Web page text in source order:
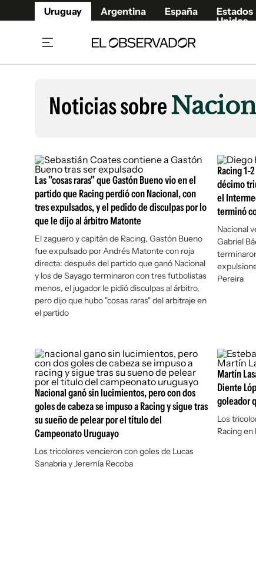
Uruguay Argentina España
Estados
Unidos
Beneficios Member
Café y Negocios
Economía y Empresas
Agro
Brand Studio
Mundo
Cultura y Espectáculos
Noticias sobre
Las "cosas raras" que Gastón Bueno vio en el
partido que Racing perdió con Nacional, con
tres expulsados, y el pedido de disculpas por lo
que le dijo al árbitro Matonte
El zaguero y capitán de Racing, Gastón Bueno
fue expulsado por Andrés Matonte con roja
directa: después del partido que ganó Nacional
y los de Sayago terminaron con tres futbolistas
menos, el jugador le pidió disculpas al árbitro,
pero dijo que hubo "cosas raras" del arbitraje en
el partido
Racing 1-
décimo
el
terminó
Nacional
Gabriel
Pereira
Nacional ganó sin lucimientos, pero con dos
goles de cabeza se impuso a Racing y sigue tras
su sueño de pelear por el título del
Campeonato Uruguayo
Los tricolores vencieron con goles de Lucas
Sanabria y Jeremía Recoba
Martín
Diente
goleador
Los
Racing en